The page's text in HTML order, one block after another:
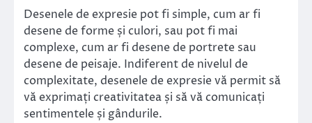
Desenele de expresie pot fi simple, cum ar fi
desene de forme și culori, sau pot fi mai
complexe, cum ar fi desene de portrete sau
desene de peisaje. Indiferent de nivelul de
complexitate, desenele de expresie vă permit să
vă exprimați creativitatea și să vă comunicați
sentimentele și gândurile.